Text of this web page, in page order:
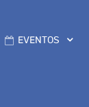
EVENTOS